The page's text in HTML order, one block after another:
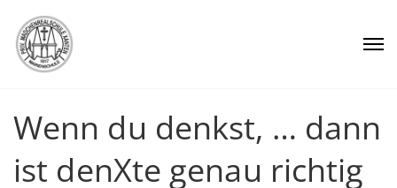
Wenn du denkst, … dann
ist denXte genau richtig